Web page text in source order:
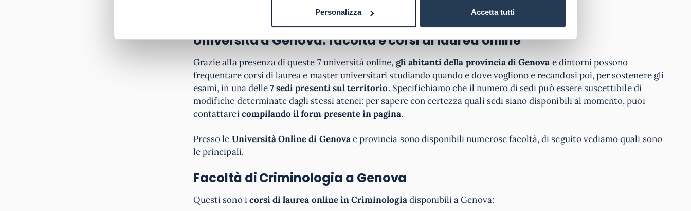
Personalizza Accetta tutti
Università a Genova: facoltà e corsi di laurea online
Grazie alla presenza di queste 7 università online, gli abitanti della provincia di Genova e dintorni possono
frequentare corsi di laurea e master universitari studiando quando e dove vogliono e recandosi poi, per sostenere gli
esami, in una delle7 sedi presenti sul territorio. Specifichiamo che il numero di sedi può essere suscettibile di
modifiche determinate dagli stessi atenei: per sapere con certezza quali sedi siano disponibili al momento, puoi
contattarcicompilando il form presente in pagina.
Presso le Università Online di Genovae provincia sono disponibili numerose facoltà, di seguito vediamo quali sono
le principali.
Facoltà di Criminologia a Genova
Questi sono icorsi di laurea online in Criminologiadisponibili a Genova: